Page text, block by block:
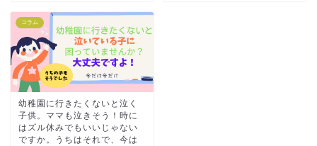
コラム
幼稚園に行きたくないと泣く
子供。ママも泣きそう！時に
はズル休みでもいいじゃない
ですか。うちはそれで、今は